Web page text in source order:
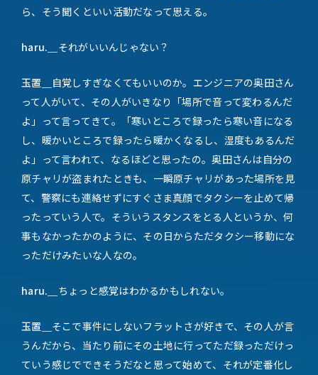
ら、そう聞くといい活動だなって思える。
haru.＿ それがいいんじゃない？
玉置＿
自覚しすぎなくてもいいのか。エンジニアの奥田さん
って人がいて、その人がいきなり「場所で音って変わるんだ
よ」って言ってきて。「寒いところで録ったら寒い音になる
し、暖かいところで録ったら暖かくなるし、湿度もあるんだ
よ」って言われて、なるほどと思ったの。奥田さんは自分の
原チャリが盗まれたときも、一瞬原チャリがあった場所を見
て、警察にも連絡せずにすぐさま真顔でタクシーを止めて帰
ったっていう人で。そういうスタンスをとる人というか、何
事もなかったかのように、その日からただタクシー移動にな
っただけみたいな人なの。
haru.＿ ちょっと感覚はわかるかもしれない。
玉置＿ そこで事件にしないフラットさが好きで、その人が言
うんだから、当たり前にその土地に行ってただ録っただけっ
ていう感じでできそうだなと思って始めて、それが定番化し